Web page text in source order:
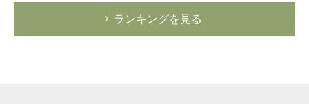
ランキングを見る